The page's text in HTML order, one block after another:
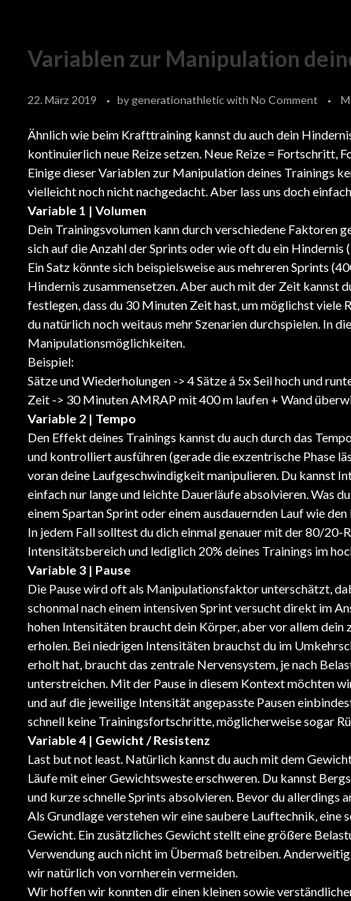
Variablen zur Manipulation
22. März 2019 by generationathleticwith No Comment
Ähnlich wie beim Krafttraining kannst du auch dein
kontinuierlich neue Reize setzen. Neue Reize = Fortschritt,
Einige dieser Variablen zur Manipulation deines Trainings
vielleicht noch nicht nachgedacht. Aber lass uns doch
Variable 1 | Volumen
Dein Trainingsvolumen kann durch verschiedene Faktoren
sich auf die Anzahl der Sprints oder wie oft du ein Hindernis
Ein Satz könnte sich beispielsweise aus mehreren Sprints
Hindernis zusammensetzen. Aber auch mit der Zeit kannst
festlegen, dass du 30 Minuten Zeit hast, um möglichst
du natürlich noch weitaus mehr Szenarien durchspielen. In
Manipulationsmöglichkeiten.
Beispiel:
Sätze und Wiederholungen -> 4 Sätze á 5x Seil hoch und
Zeit -> 30 Minuten AMRAP mit 400 m laufen + Wand
Variable 2 | Tempo
Den Effekt deines Trainings kannst du auch durch das
und kontrolliert ausführen (gerade die exzentrische Phase
voran deine Laufgeschwindigkeit manipulieren. Du kannst
einfach nur lange und leichte Dauerläufe absolvieren. Was
einem Spartan Sprint oder einem ausdauernden Lauf wie
In jedem Fall solltest du dich einmal genauer mit der 80/20-
Intensitätsbereich und lediglich 20% deines Trainings im
Variable 3 | Pause
Die Pause wird oft als Manipulationsfaktor unterschätzt,
schonmal nach einem intensiven Sprint versucht direkt im
hohen Intensitäten braucht dein Körper, aber vor allem
erholen. Bei niedrigen Intensitäten brauchst du im
erholt hat, braucht das zentrale Nervensystem, je nach
unterstreichen. Mit der Pause in diesem Kontext möchten
und auf die jeweilige Intensität angepasste Pausen
schnell keine Trainingsfortschritte, möglicherweise sogar
Variable 4 | Gewicht / Resistenz
Last but not least. Natürlich kannst du auch mit dem
Läufe mit einer Gewichtsweste erschweren. Du kannst
und kurze schnelle Sprints absolvieren. Bevor du allerdings
Als Grundlage verstehen wir eine saubere Lauftechnik,
Gewicht. Ein zusätzliches Gewicht stellt eine größere
Verwendung auch nicht im Übermaß betreiben.
wir natürlich von vornherein vermeiden.
Wir hoffen wir konnten dir einen kleinen sowie